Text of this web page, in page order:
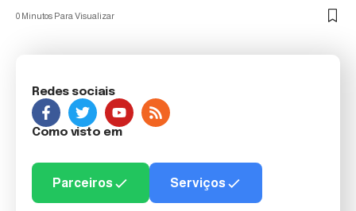
0 Minutos Para Visualizar
Redes sociais
Como visto em
Parceiros Serviços